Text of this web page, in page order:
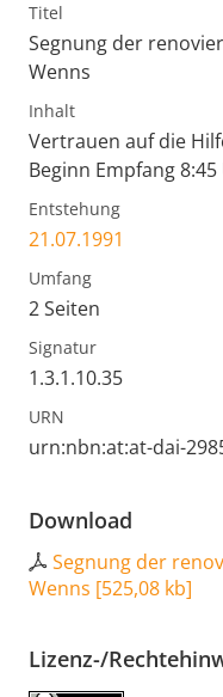
Titel
Segnung der
Wenns
Inhalt
Vertrauen auf die
Beginn Empfang
Entstehung
21.07.1991
Umfang
2 Seiten
Signatur
1.3.1.10.35
URN
urn:nbn:at:at-dai-
Download
Segnung der
Wenns [525,08 kb]
Lizenz-/